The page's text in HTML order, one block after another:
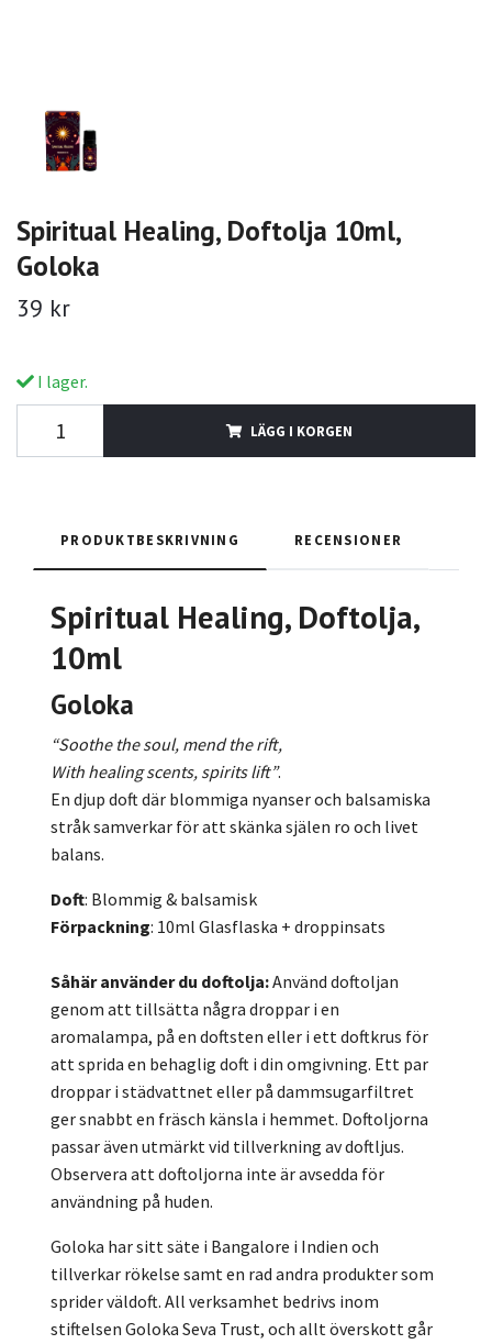
Spiritual Healing, Doftolja 10ml,
Goloka
39 kr
I lager.
LÄGG I KORGEN
PRODUKTBESKRIVNING RECENSIONER
Spiritual Healing, Doftolja,
10ml
Goloka
“Soothe the soul, mend the rift,
With healing scents, spirits lift”.
En djup doft där blommiga nyanser och balsamiska
stråk samverkar för att skänka själen ro och livet
balans.
Doft: Blommig & balsamisk
Förpackning: 10ml Glasflaska + droppinsats
Såhär använder du doftolja:Använd doftoljan
genom att tillsätta några droppar i en
aromalampa, på en doftsten eller i ett doftkrus för
att sprida en behaglig doft i din omgivning. Ett par
droppar i städvattnet eller på dammsugarfiltret
ger snabbt en fräsch känsla i hemmet. Doftoljorna
passar även utmärkt vid tillverkning av doftljus.
Observera att doftoljorna inte är avsedda för
användning på huden.
Goloka har sitt säte i Bangalore i Indien och
tillverkar rökelse samt en rad andra produkter som
sprider väldoft. All verksamhet bedrivs inom
stiftelsen Goloka Seva Trust, och allt överskott går